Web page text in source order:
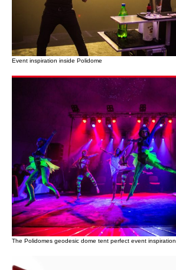
Event inspiration inside Polidome
The Polidomes geodesic dome tent perfect event inspiration